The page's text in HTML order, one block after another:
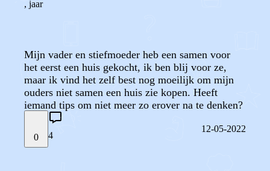
, jaar
Mijn vader en stiefmoeder heb een samen voor
het eerst een huis gekocht, ik ben blij voor ze,
maar ik vind het zelf best nog moeilijk om mijn
ouders niet samen een huis zie kopen. Heeft
iemand tips om niet meer zo erover na te denken?
0 4
12-05-2022